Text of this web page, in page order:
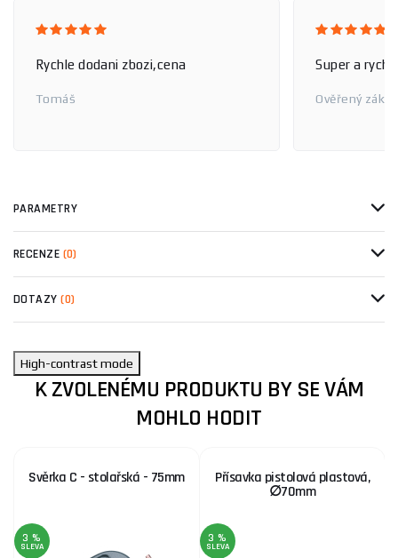
Rychle dodani zbozi,cena
Tomáš
Super a
Ověřený
PARAMETRY
RECENZE (0)
DOTAZY(0)
High-contrast mode
K ZVOLENÉMU PRODUKTU BY SE VÁM
MOHLO HODIT
Svěrka C - stolařská - 75mm
3 %
SLEVA
Přísavka pistolová plastová,
∅70mm
3 %
SLEVA